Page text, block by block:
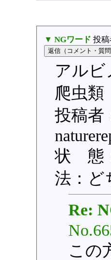
▼ NGワード 投稿
アル
爬虫類
投稿者
状 態
法：ど
Re:
この